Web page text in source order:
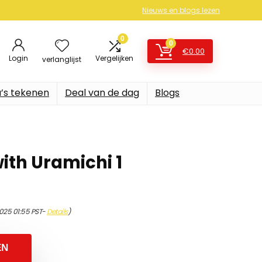
Nieuws en blogs lezen
Login verlanglijst
0
Vergelijken
0
€0.00
tekenen Deal van de dag Blogs
Uramichi 1
01:55 PST-Details)